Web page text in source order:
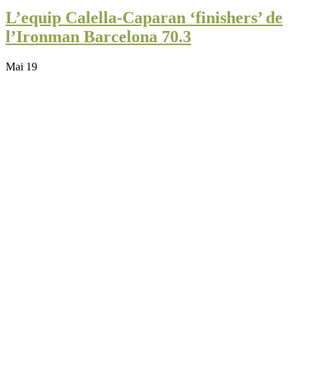
L’equip Calella-Caparan ‘finishers’ de
l’Ironman Barcelona 70.3
Mai 19